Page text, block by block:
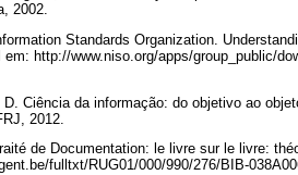
2002.
Standards Organization.
em: http://www.niso.org/apps/group_public/
D. Ciência da informação: do objetivo ao
2012.
de Documentation: le livre sur le livre:
fulltxt/RUG01/000/990/276/BIB-